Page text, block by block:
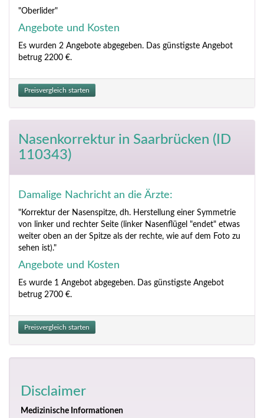
"Oberlider"
Angebote und Kosten
Es wurden 2 Angebote abgegeben. Das günstigste Angebot
betrug 2200 €.
Preisvergleich starten
Nasenkorrekturin Saarbrücken (ID
110343)
Damalige Nachricht an die Ärzte:
"Korrektur der Nasenspitze, dh. Herstellung einer Symmetrie
von linker und rechter Seite (linker Nasenflügel "endet" etwas
weiter oben an der Spitze als der rechte, wie auf dem Foto zu
sehen ist)."
Angebote und Kosten
Es wurde 1 Angebot abgegeben. Das günstigste Angebot
betrug 2700 €.
Preisvergleich starten
Disclaimer
Medizinische Informationen